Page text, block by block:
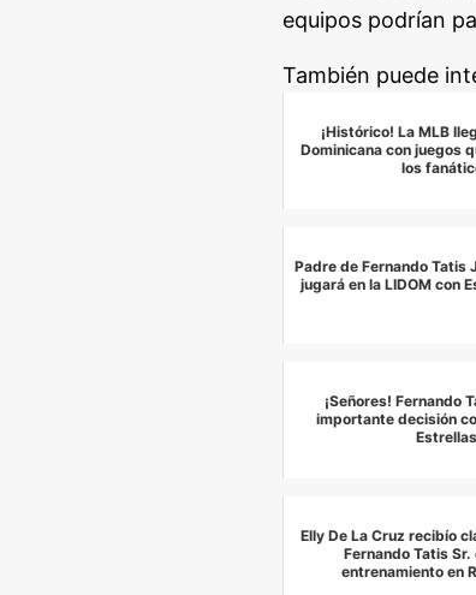
equipos podrían
También puede
¡Histórico! La MLB
Dominicana con juegos
los
Padre de Fernando Tatis
jugará en la LIDOM con
¡Señores! Fernando
importante decisión
Estrellas
Elly De La Cruz recibío
Fernando Tatis
entrenamiento en